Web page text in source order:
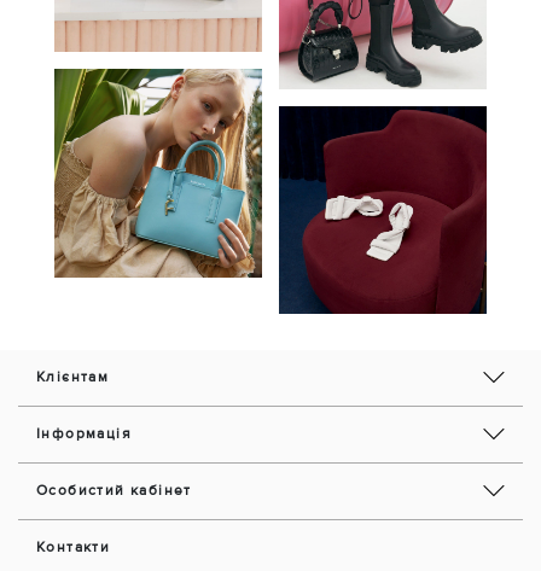
Клієнтам
Інформація
Особистий кабінет
Контакти